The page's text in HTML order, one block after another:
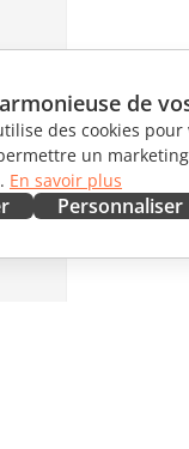
de
des cookies
un
En savoir plus
Personnaliser